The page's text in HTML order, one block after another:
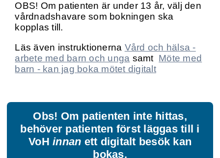
OBS! Om patienten är under 13 år, välj den
vårdnadshavare som bokningen ska
kopplas till.
Läs även instruktionerna Vård och hälsa -
arbete med barn och unga samt Möte med
barn - kan jag boka mötet digitalt
Obs! Om patienten inte hittas,
behöver patienten först läggas till i
VoH innan ett digitalt besök kan
bokas.